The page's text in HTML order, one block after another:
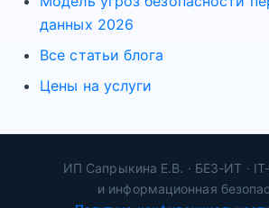
данных 2026
Все статьи блога
Цены на услуги
ИП Сапрыкина Е.В. · БЕЗ-ИТ ·
и информационная